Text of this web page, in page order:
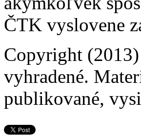
ČTK vyslovene
Copyright (2013)
vyhradené.
publikované,